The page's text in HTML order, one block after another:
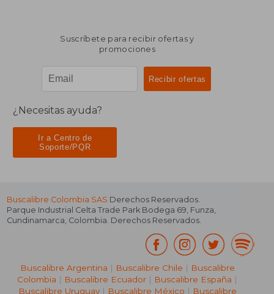
Suscríbete para recibir ofertas y
promociones
¿Necesitas ayuda?
Ir a Centro de
Soporte/PQR
Buscalibre Colombia SAS Derechos Reservados.
Parque Industrial Celta Trade Park Bodega 69 Funza
Cundinamarca Colombia . Derechos Reservados.
Buscalibre Argentina | Buscalibre Chile | Buscalibre
Colombia | Buscalibre Ecuador | Buscalibre España |
Buscalibre Uruguay| Buscalibre México | Buscalibre